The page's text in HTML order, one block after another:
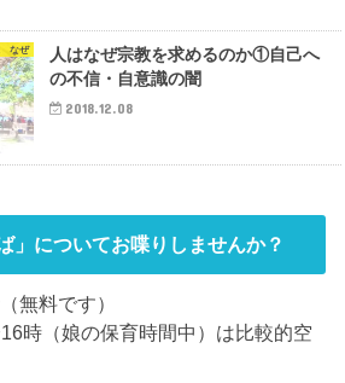
なぜ
人はなぜ宗教を求めるのか①自己へ
の不信・自意識の闇
2018.12.08
」についてお喋りしませんか？
無料です）
時（娘の保育時間中）は比較的空